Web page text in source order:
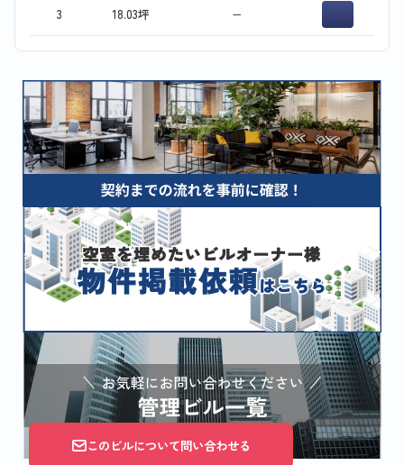
3 18.03坪 −
このビルについて問い合わせる